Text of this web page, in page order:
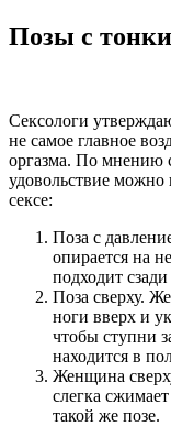
Позы с
Сексологи
не самое главное
оргазма. По мнению
удовольствие можно
сексе:
Поза с
опирается на
подходит
Поза сверху.
ноги вверх и
чтобы ступни
находится в
Женщина
слегка
такой же позе.